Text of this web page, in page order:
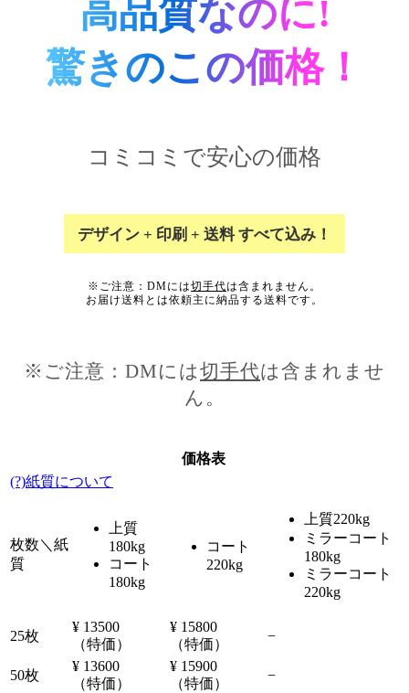
高品質なのに!
驚きのこの価格！
コミコミで安心の価格
デザイン + 印刷 + 送料 すべて込み！
※ご注意：DMには切手代は含まれません。
お届け送料とは依頼主に納品する送料です。
※ご注意：DMには切手代は含まれませ
ん。
価格表
(?)紙質について
枚数＼紙
質
上質
180kg
コート
180kg
コート
220kg
上質220kg
ミラーコート
180kg
ミラーコート
220kg
25枚
¥ 13500
（特価）
¥ 15800
（特価）
−
50枚
¥ 13600
（特価）
¥ 15900
（特価）
−